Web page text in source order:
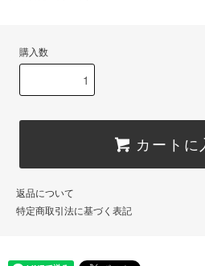
購入数
カートに
返品について
特定商取引法に基づく表記